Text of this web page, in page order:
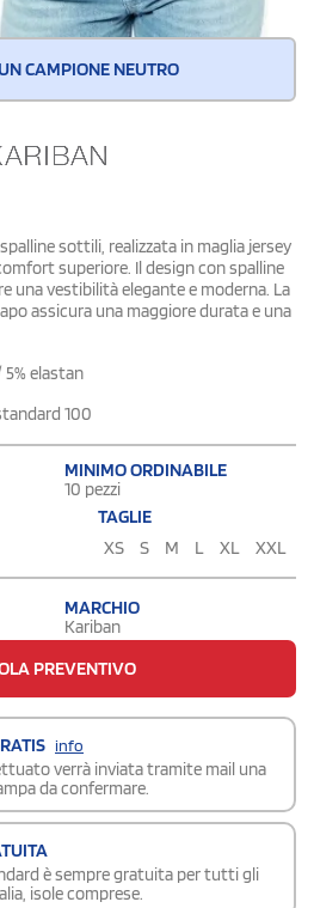
CAMPIONE NEUTRO
sottili, realizzata in maglia jersey
superiore. Il design con spalline
una vestibilità elegante e moderna. La
assicura una maggiore durata e una
5% elastan
100
MINIMO ORDINABILE
10 pezzi
TAGLIE
XS
S M L XL XXL
MARCHIO
Kariban
PREVENTIVO
info
verrà inviata tramite mail una
da confermare.
è sempre gratuita per tutti gli
isole comprese.